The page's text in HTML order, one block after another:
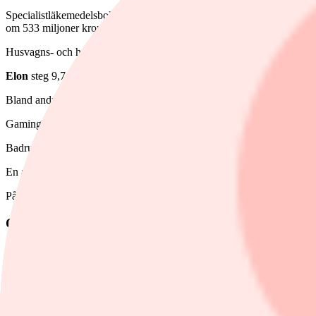
Specialistläkemedelsbolaget
sjönk 8,8 procent efter att ha
om 533 miljoner kronor var lägre än väntat. Samtidigt upprepades
Husvagns- och husbilsföretaget
Elon steg 9,7 procent efter en rapport som överraskade på
Bland andra rapportbolag backade industri- och fastighetsfondbolaget
Gamingbolaget
Badrumstillverkaren
En annan kursvinnare var fastighetsbolaget
På rekommendationsfronten har
OMXS30 i dag